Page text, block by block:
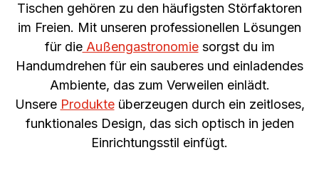
Tischen gehören zu den häufigsten Störfaktoren
im Freien. Mit unseren professionellen Lösungen
für dieAußengastronomiesorgst du im
Handumdrehen für ein sauberes und einladendes
Ambiente, das zum Verweilen einlädt.
Unsere Produkteüberzeugen durch ein zeitloses,
funktionales Design, das sich optisch in jeden
Einrichtungsstil einfügt.